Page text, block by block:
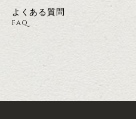
よくある質問
FAQ